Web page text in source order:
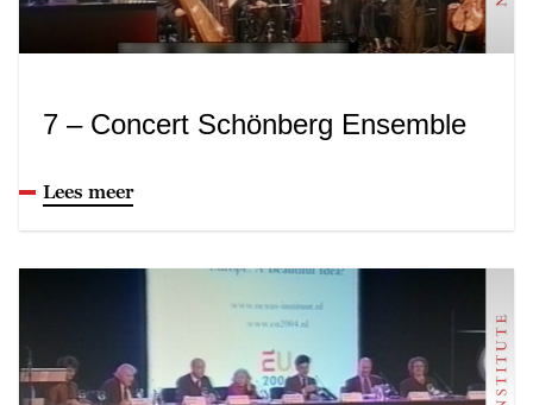
7 – Concert Schönberg Ensemble
Lees meer